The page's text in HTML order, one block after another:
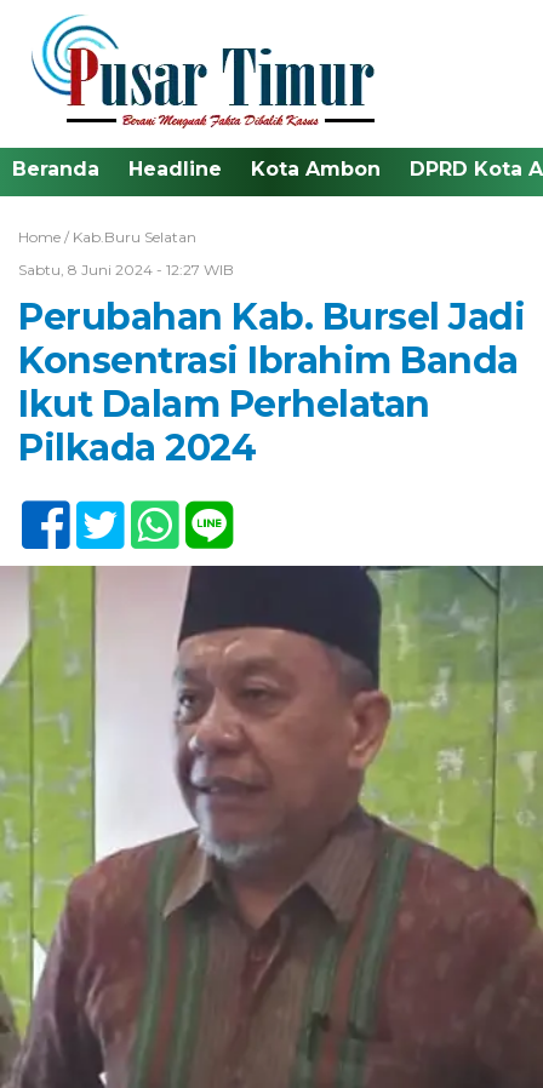
Beranda Headline Kota Ambon DPRD Kota
Home / Kab.Buru Selatan
Sabtu, 8 Juni 2024 - 12:27 WIB
Perubahan Kab. Bursel Jadi
Konsentrasi Ibrahim Banda
Ikut Dalam Perhelatan
Pilkada 2024